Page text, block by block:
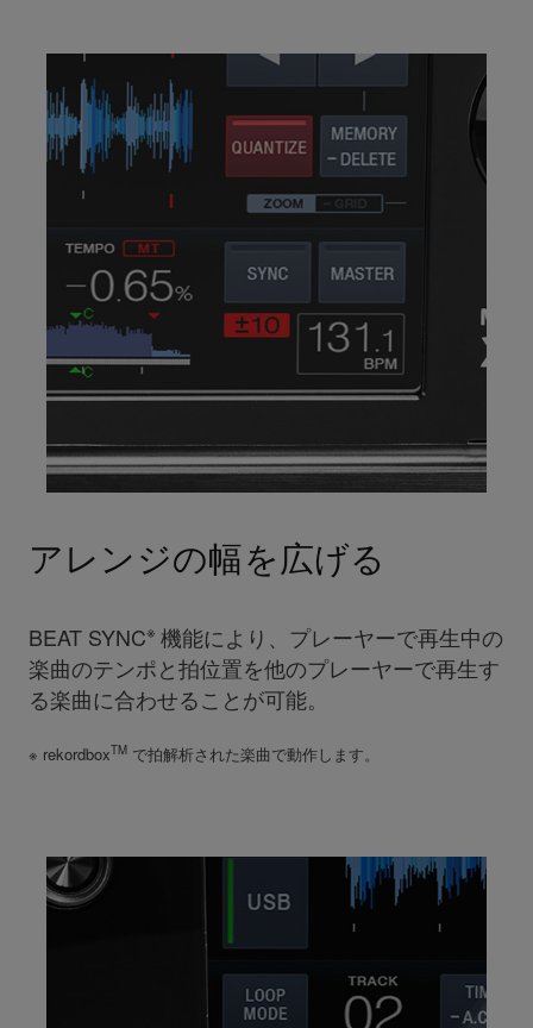
アレンジの幅を広げる
BEAT SYNC※ 機能により、プレーヤーで再生中の
楽曲のテンポと拍位置を他のプレーヤーで再生す
る楽曲に合わせることが可能。
※ rekordboxTMで拍解析された楽曲で動作します。